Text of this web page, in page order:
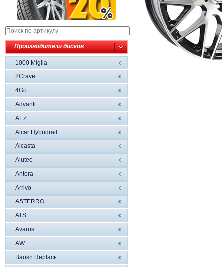
Производители дисков
1000 Miglia
2Crave
4Go
Advanti
AEZ
Alcar Hybridrad
Alcasta
Alutec
Antera
Arrivo
ASTERRO
ATS
Avarus
AW
Baosh Replace